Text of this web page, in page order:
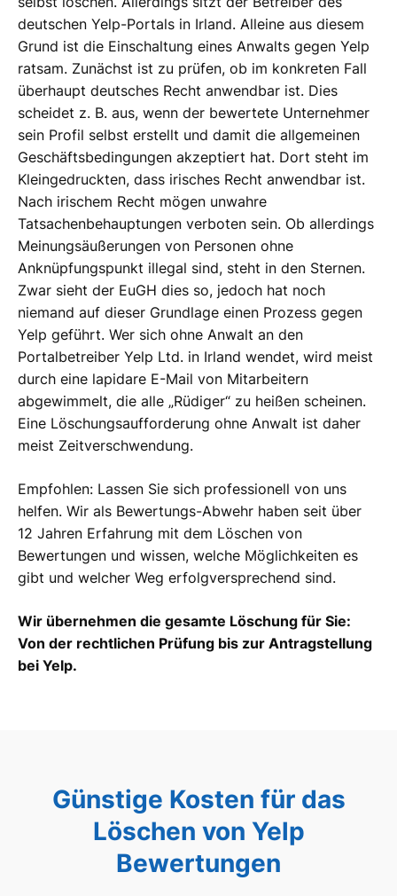
deutschen Yelp-Portals in Irland. Alleine aus diesem
Grund ist die Einschaltung eines Anwalts gegen Yelp
ratsam. Zunächst ist zu prüfen, ob im konkreten Fall
überhaupt deutsches Recht anwendbar ist. Dies
scheidet z. B. aus, wenn der bewertete Unternehmer
sein Profil selbst erstellt und damit die allgemeinen
Geschäftsbedingungen akzeptiert hat. Dort steht im
Kleingedruckten, dass irisches Recht anwendbar ist.
Nach irischem Recht mögen unwahre
Tatsachenbehauptungen verboten sein. Ob allerdings
Meinungsäußerungen von Personen ohne
Anknüpfungspunkt illegal sind, steht in den Sternen.
Zwar sieht der EuGH dies so, jedoch hat noch
niemand auf dieser Grundlage einen Prozess gegen
Yelp geführt. Wer sich ohne Anwalt an den
Portalbetreiber Yelp Ltd. in Irland wendet, wird meist
durch eine lapidare E-Mail von Mitarbeitern
abgewimmelt, die alle „Rüdiger“ zu heißen scheinen.
Eine Löschungsaufforderung ohne Anwalt ist daher
meist Zeitverschwendung.
Empfohlen: Lassen Sie sich professionell von uns
helfen. Wir als Bewertungs-Abwehr haben seit über
12 Jahren Erfahrung mit dem Löschen von
Bewertungen und wissen, welche Möglichkeiten es
gibt und welcher Weg erfolgversprechend sind.
Wir übernehmen die gesamte Löschung für Sie:
Von der rechtlichen Prüfung bis zur Antragstellung
bei Yelp.
Günstige Kosten für das
Löschen von Yelp
Bewertungen